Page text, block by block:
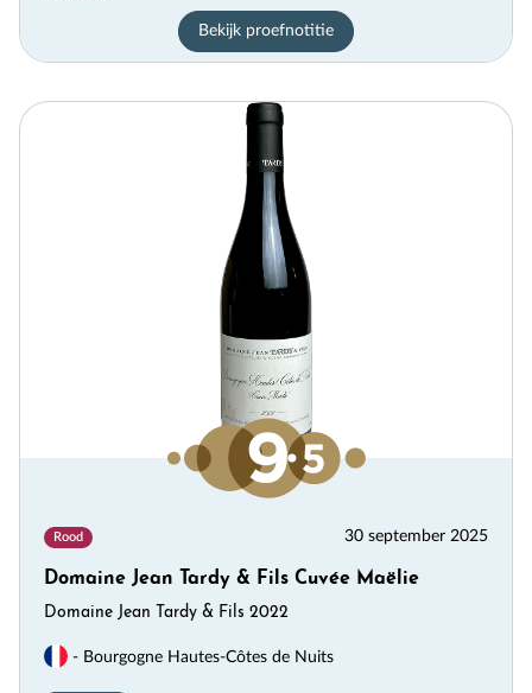
Bekijk proefnotitie
Rood 30 september 2025
Domaine Jean Tardy & Fils Cuvée Maëlie
Domaine Jean Tardy & Fils 2022
- Bourgogne Hautes-Côtes de Nuits